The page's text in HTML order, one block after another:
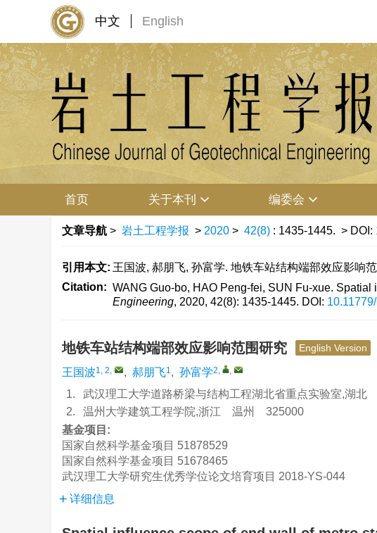
中文 English
首页 关于本刊 编委会
文章导航 > 岩土工程学报 > 2020 > 42(8) : 1435-1445. > DOI:
引用本文: 王国波, 郝朋飞, 孙富学. 地铁车站结构端部效应影响
Citation: WANG Guo-bo, HAO Peng-fei, SUN Fu-xue.
Engineering, 2020, 42(8): 1435-1445. DOI:
地铁车站结构端部效应影响范围研究 English Version
王国波1, 2, , 郝朋飞1, 孙富学2, ,
1.
武汉理工大学道路桥梁与结构工程湖北省重点实验室,湖
2.
温州大学建筑工程学院,浙江 温州 325000
基金项目:
国家自然科学基金项目 51878529
国家自然科学基金项目 51678465
武汉理工大学研究生优秀学位论文培育项目 2018-YS-044
详细信息